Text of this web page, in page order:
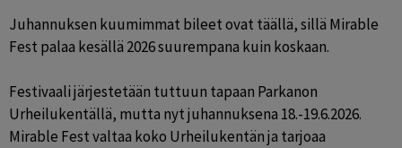
Juhannuksen kuumimmat bileet ovat täällä, sillä Mirable
Fest palaa kesällä 2026 suurempana kuin koskaan.
Festivaali järjestetään tuttuun tapaan Parkanon
Urheilukentällä, mutta nyt juhannuksena 18.-19.6.2026.
Mirable Fest valtaa koko Urheilukentän ja tarjoaa